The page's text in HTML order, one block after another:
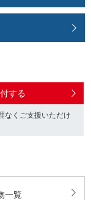
する
なくご支援いただけ
一覧